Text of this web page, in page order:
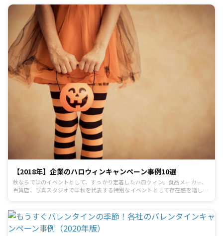
【2018年】企業のハロウィンキャンペーン事例10選
秋ならではのイベントとして、すっかり定着したハロウィン。食品メーカー、
百貨店、写真スタジオでは秋を代表する特別なイベントとして存在感を増して
ようか悩むWeb担当者もいるのではないでしょうか。そこで今回は、各企業が
展開しているハロウィンキャンペーンの内容や、キャンペーンページのイメー
ジ、SNS活用方法などの事例を10個ピックアップしてお届けします。